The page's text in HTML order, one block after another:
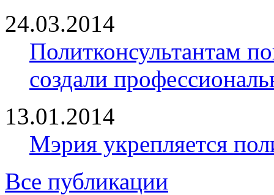
24.03.2014
Политконсультантам
создали
13.01.2014
Мэрия укрепляется
Все публикации